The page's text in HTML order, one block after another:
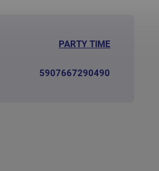
PARTY TIME
5907667290490